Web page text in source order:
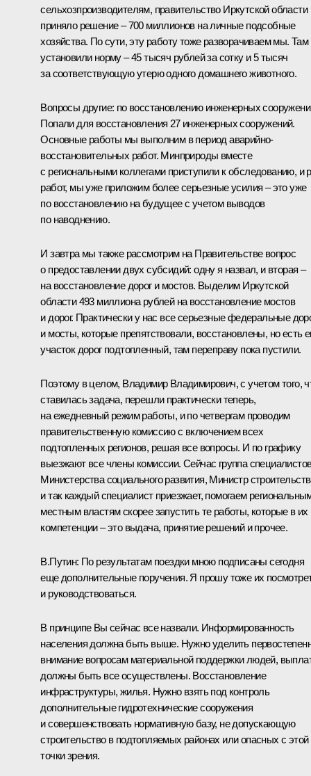
сельхозпроизводителям, правительство Иркутской области
приняло решение – 700 миллионов на личные подсобные
хозяйства. По сути, эту работу тоже разворачиваем мы. Там
установили норму – 45 тысяч рублей за сотку и 5 тысяч
за соответствующую утерю одного домашнего животного.
Вопросы другие: по восстановлению инженерных
Попали для восстановления 27 инженерных сооружений.
Основные работы мы выполним в период аварийно-
восстановительных работ. Минприроды вместе
с региональными коллегами приступили к обследованию, и
работ, мы уже приложим более серьезные усилия – это уже
по восстановлению на будущее с учетом выводов
по наводнению.
И завтра мы также рассмотрим на Правительстве вопрос
о предоставлении двух субсидий: одну я назвал, и вторая –
на восстановление дорог и мостов. Выделим Иркутской
области 493 миллиона рублей на восстановление мостов
и дорог. Практически у нас все серьезные федеральные
и мосты, которые препятствовали, восстановлены, но есть
участок дорог подтопленный, там переправу пока пустили.
Поэтому в целом, Владимир Владимирович, с учетом того,
ставилась задача, перешли практически теперь,
на ежедневный режим работы, и по четвергам проводим
правительственную комиссию с включением всех
подтопленных регионов, решая все вопросы. И по графику
выезжают все члены комиссии. Сейчас группа
Министерства социального развития, Министр
и так каждый специалист приезжает, помогаем
местным властям скорее запустить те работы, которые в их
компетенции – это выдача, принятие решений и прочее.
В.Путин: По результатам поездки мною подписаны сегодня
еще дополнительные поручения. Я прошу тоже их
и руководствоваться.
В принципе Вы сейчас все назвали. Информированность
населения должна быть выше. Нужно уделить
внимание вопросам материальной поддержки людей,
должны быть все осуществлены. Восстановление
инфраструктуры, жилья. Нужно взять под контроль
дополнительные гидротехнические сооружения
и совершенствовать нормативную базу, не допускающую
строительство в подтопляемых районах или опасных с этой
точки зрения.